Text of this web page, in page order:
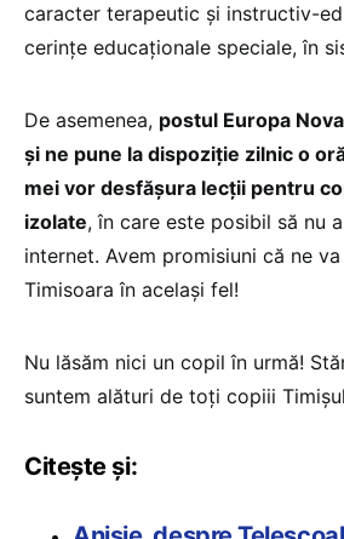
caracter terapeutic și instructiv-
cerințe educaționale speciale, în
De asemenea, postul Europa
și ne pune la dispoziție zilnic o
mei vor desfășura lecții pentru
izolate, în care este posibil să nu
internet. Avem promisiuni că ne
Timisoara în același fel!
Nu lăsăm nici un copil în urmă!
suntem alături de toți copiii
Citește și: